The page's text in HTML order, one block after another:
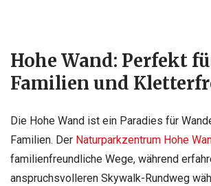
Hohe Wand: Perfekt
Familien und
Die Hohe Wand ist ein Paradies für
Familien. Der Naturparkzentrum Hohe
familienfreundliche Wege, während
anspruchsvolleren Skywalk-Rundweg